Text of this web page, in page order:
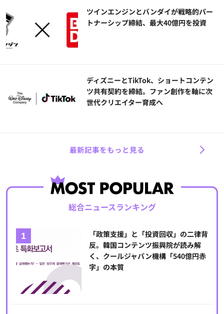
ツインエンジンとバンダイが戦略的パー
トナーシップ締結、最大40億円を投資
ディズニーとTikTok、ショートコンテン
ツ共有契約を締結。ファン創作を軸に次
世代クリエイター育成へ
最新記事をもっと見る
総合ニュースランキング
「政策支援」と「投資回収」の二律背
反。韓国コンテンツ振興院が読み解
く、クールジャパン機構「540億円赤
字」の本質